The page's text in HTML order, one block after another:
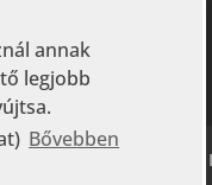
annak
legjobb
Bővebben
MEZŐGAZDASÁGI